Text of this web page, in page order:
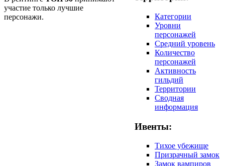
участие только лучшие
персонажи.
Категории
Уровни
персонажей
Средний уровень
Количество
персонажей
Активность
гильдий
Территории
Сводная
информация
Ивенты:
Тихое убежище
Призрачный замок
Замок вампиров